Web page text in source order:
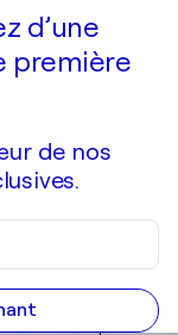
d’une
première
de nos